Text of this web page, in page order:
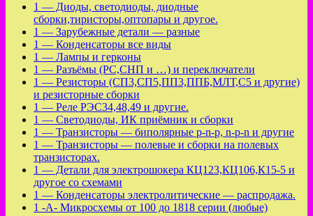
1 — Диоды, светодиоды, диодные
сборки,тиристоры,оптопары и другое.
1 — Зарубежные детали — разные
1 — Конденсаторы все виды
1 — Лампы и герконы
1 — Разъёмы (РС,СНП и …) и переключатели
1 — Резисторы (СП3,СП5,ПП3,ППБ,МЛТ,С5 и другие)
и резисторные сборки
1 — Реле РЭС34,48,49 и другие.
1 — Светодиоды, ИК приёмник и сборки
1 — Транзисторы — биполярные p-n-p, n-p-n и другие
1 — Транзисторы — полевые и сборки на полевых
транзисторах.
1 — Детали для электрошокера КЦ123,КЦ106,К15-5 и
другое со схемами
1 — Конденсаторы электролитические — распродажа.
1 -А- Микросхемы от 100 до 1818 серии (любые)